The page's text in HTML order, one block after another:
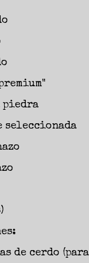
piedra
seleccionada
cerdo (para